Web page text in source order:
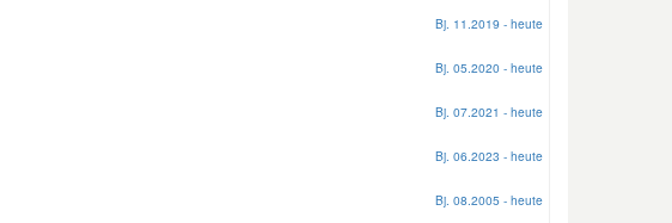
Bj. 11.2019 - heute
Bj. 05.2020 - heute
Bj. 07.2021 - heute
Bj. 06.2023 - heute
Bj. 08.2005 - heute